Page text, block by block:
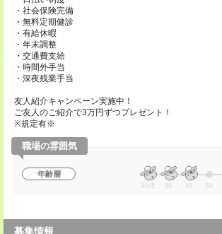
・社会保険完備
・無料定期健診
・有給休暇
・年末調整
・交通費支給
・時間外手当
・深夜残業手当
友人紹介キャンペーン実施中！
ご友人のご紹介で3万円ずつプレゼント！
※規定有※
職場の雰囲気
年齢層
20代 30 40 50
募集情報